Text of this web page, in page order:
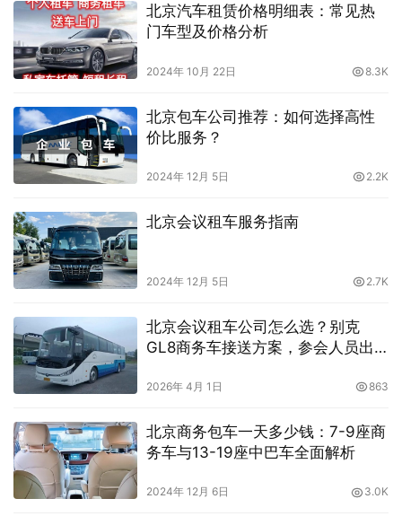
北京汽车租赁价格明细表：常见热
门车型及价格分析
2024年 10月 22日 8.3K
北京包车公司推荐：如何选择高性
价比服务？
2024年 12月 5日 2.2K
北京会议租车服务指南
2024年 12月 5日 2.7K
北京会议租车公司怎么选？别克
GL8商务车接送方案，参会人员出
2026年 4月 1日 863
北京商务包车一天多少钱：7-9座商
务车与13-19座中巴车全面解析
2024年 12月 6日 3.0K